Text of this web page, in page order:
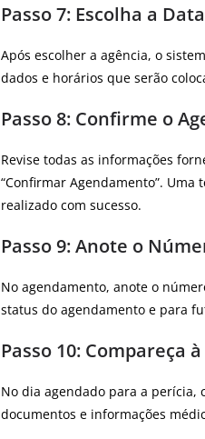
Passo 7: Escolha a
Após escolher a agência, o
dados e horários que serão
Passo 8: Confirme o
Revise todas as informações
“Confirmar Agendamento”.
realizado com sucesso.
Passo 9: Anote o
No agendamento, anote o
status do agendamento e para
Passo 10: Compareça
No dia agendado para a perícia,
documentos e informações